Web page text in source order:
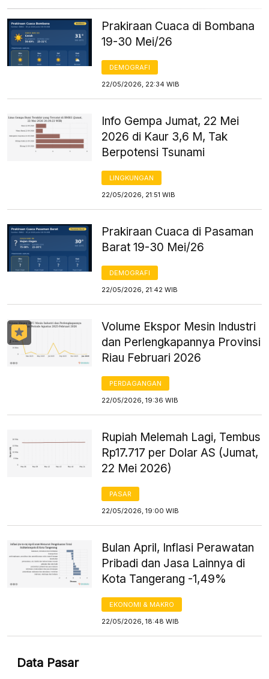
Prakiraan Cuaca di Bombana
19-30 Mei/26
DEMOGRAFI
22/05/2026, 22:34 WIB
Info Gempa Jumat, 22 Mei
2026 di Kaur 3,6 M, Tak
Berpotensi Tsunami
LINGKUNGAN
22/05/2026, 21:51 WIB
Prakiraan Cuaca di Pasaman
Barat 19-30 Mei/26
DEMOGRAFI
22/05/2026, 21:42 WIB
Volume Ekspor Mesin Industri
dan Perlengkapannya Provinsi
Riau Februari 2026
PERDAGANGAN
22/05/2026, 19:36 WIB
Rupiah Melemah Lagi, Tembus
Rp17.717 per Dolar AS (Jumat,
22 Mei 2026)
PASAR
22/05/2026, 19:00 WIB
Bulan April, Inflasi Perawatan
Pribadi dan Jasa Lainnya di
Kota Tangerang -1,49%
EKONOMI & MAKRO
22/05/2026, 18:48 WIB
Data Pasar